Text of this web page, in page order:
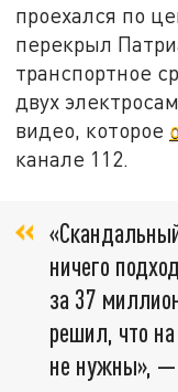
проехался по
перекрыл
транспортное
двух
видео, которое
канале 112.
ничего
за 37
решил, что
не нужны», —